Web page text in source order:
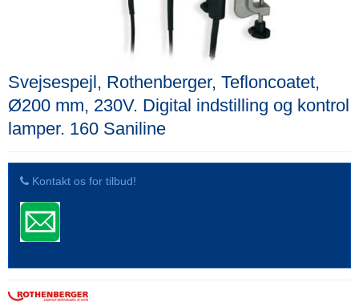
Svejsespejl, Rothenberger, Tefloncoatet,
Ø200 mm, 230V. Digital indstilling og kontrol
lamper. 160 Saniline
Kontakt os for tilbud!